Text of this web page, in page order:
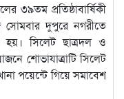
৩৯তম প্রতিষ্ঠাবার্ষিকী
দুপুরে নগরীতে
হয়। সিলেট ছাত্রদল ও
শোভাযাত্রাটি সিলেট
পয়েন্টে গিয়ে সমাবেশ